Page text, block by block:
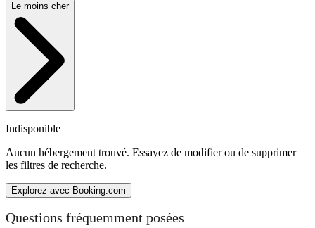
Le moins cher
Indisponible
Aucun hébergement trouvé. Essayez de modifier ou de supprimer
les filtres de recherche.
Explorez avec Booking.com
Questions fréquemment posées